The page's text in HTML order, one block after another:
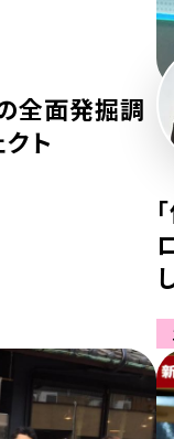
全面発掘調
ト